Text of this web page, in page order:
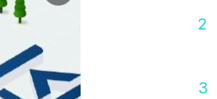
미
확
대
2
3